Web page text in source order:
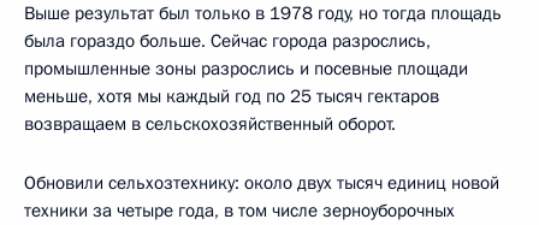
Выше результат был только в 1978 году, но тогда площадь
была гораздо больше. Сейчас города разрослись,
промышленные зоны разрослись и посевные площади
меньше, хотя мы каждый год по 25 тысяч гектаров
возвращаем в сельскохозяйственный оборот.
Обновили сельхозтехнику: около двух тысяч единиц новой
техники за четыре года, в том числе зерноуборочных